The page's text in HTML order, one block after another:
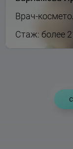
Врач-
Стаж: более